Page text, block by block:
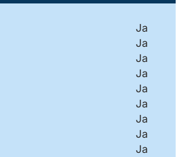
Ja
Ja
Ja
Ja
Ja
Ja
Ja
Ja
Ja